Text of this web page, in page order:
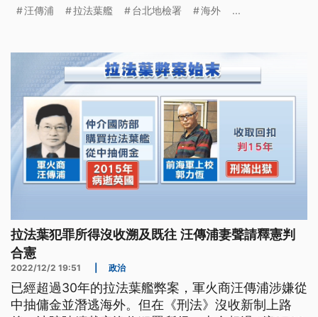
士等國請求凍結不法資金，追討多年後，台北地檢署
法所得佣金，首筆沒收的1103萬美元，換算成新台幣
將近3.3億元，將由北
汪傳浦 拉法葉艦 台北地檢署 海外 ...
拉法葉犯罪所得沒收溯及既往 汪傳浦妻聲請釋憲判
合憲
2022/12/2 19:51 政治
已經超過30年的拉法葉艦弊案，軍火商汪傳浦涉嫌從
中抽傭金並潛逃海外。但在《刑法》沒收新制上路